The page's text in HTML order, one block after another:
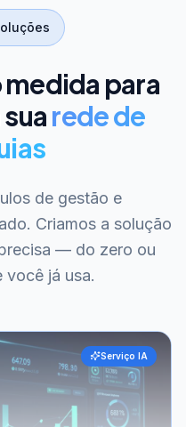
para
rede de
de gestão e
Criamos a solução
— do zero ou
você já usa.
Serviço IA